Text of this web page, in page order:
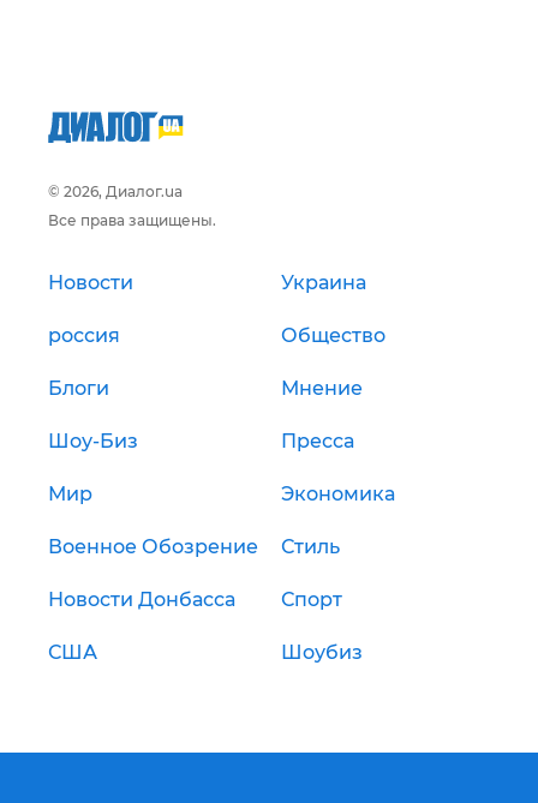
© 2026, Диалог.ua
Все права защищены.
Новости Украина
россия Общество
Блоги Мнение
Шоу-Биз Пресса
Мир Экономика
Военное Обозрение Стиль
Новости Донбасса Спорт
США Шоубиз